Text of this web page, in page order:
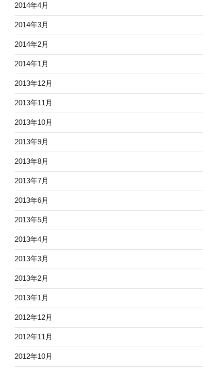
2014年4月
2014年3月
2014年2月
2014年1月
2013年12月
2013年11月
2013年10月
2013年9月
2013年8月
2013年7月
2013年6月
2013年5月
2013年4月
2013年3月
2013年2月
2013年1月
2012年12月
2012年11月
2012年10月